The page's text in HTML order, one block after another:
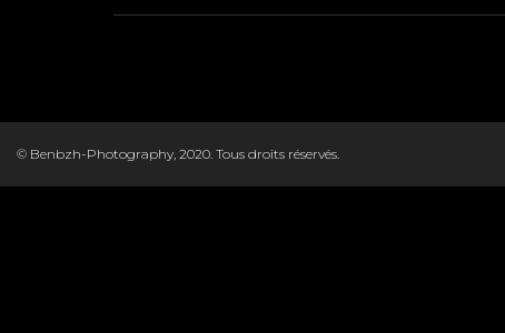
© Benbzh-Photography, 2020. Tous droits réservés.